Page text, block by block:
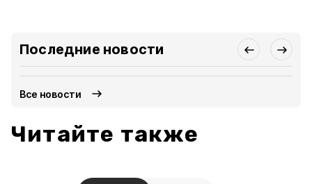
Последние новости
Все новости
Читайте также